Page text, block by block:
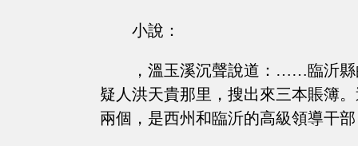
小說：
，溫玉溪沉聲說道：……臨沂
疑人洪天貴那里，搜出來三本賬簿
兩個，是西州和臨沂的高級領導干部